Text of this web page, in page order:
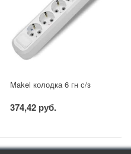
Makel колодка 6 гн с/з
374,42 руб.